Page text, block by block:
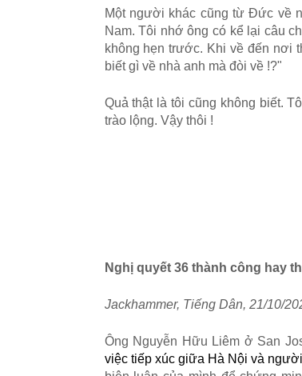
Một người khác cũng từ Đức về
Nam. Tôi nhớ ông có kể lại câu
không hẹn trước. Khi về đến nơi
biết gì về nhà anh mà đòi về !?"
Quả thật là tôi cũng không biết.
trào lộng. Vậy thôi !
Nghị quyết 36 thành công hay
Jackhammer, Tiếng Dân, 21/10/
Ông Nguyễn Hữu Liêm ở San
việc tiếp xúc giữa Hà Nội và